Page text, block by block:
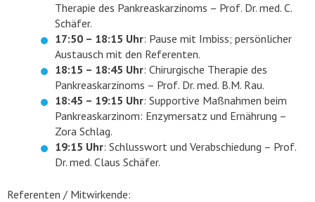
Therapie des Pankreaskarzinoms – Prof. Dr. med. C.
Schäfer.
17:50 – 18:15 Uhr: Pause mit Imbiss; persönlicher
Austausch mit den Referenten.
18:15 – 18:45 Uhr: Chirurgische Therapie des
Pankreaskarzinoms – Prof. Dr. med. B.M. Rau.
18:45 – 19:15 Uhr: Supportive Maßnahmen beim
Pankreaskarzinom: Enzymersatz und Ernährung –
Zora Schlag.
19:15 Uhr: Schlusswort und Verabschiedung – Prof.
Dr. med. Claus Schäfer.
Referenten / Mitwirkende: